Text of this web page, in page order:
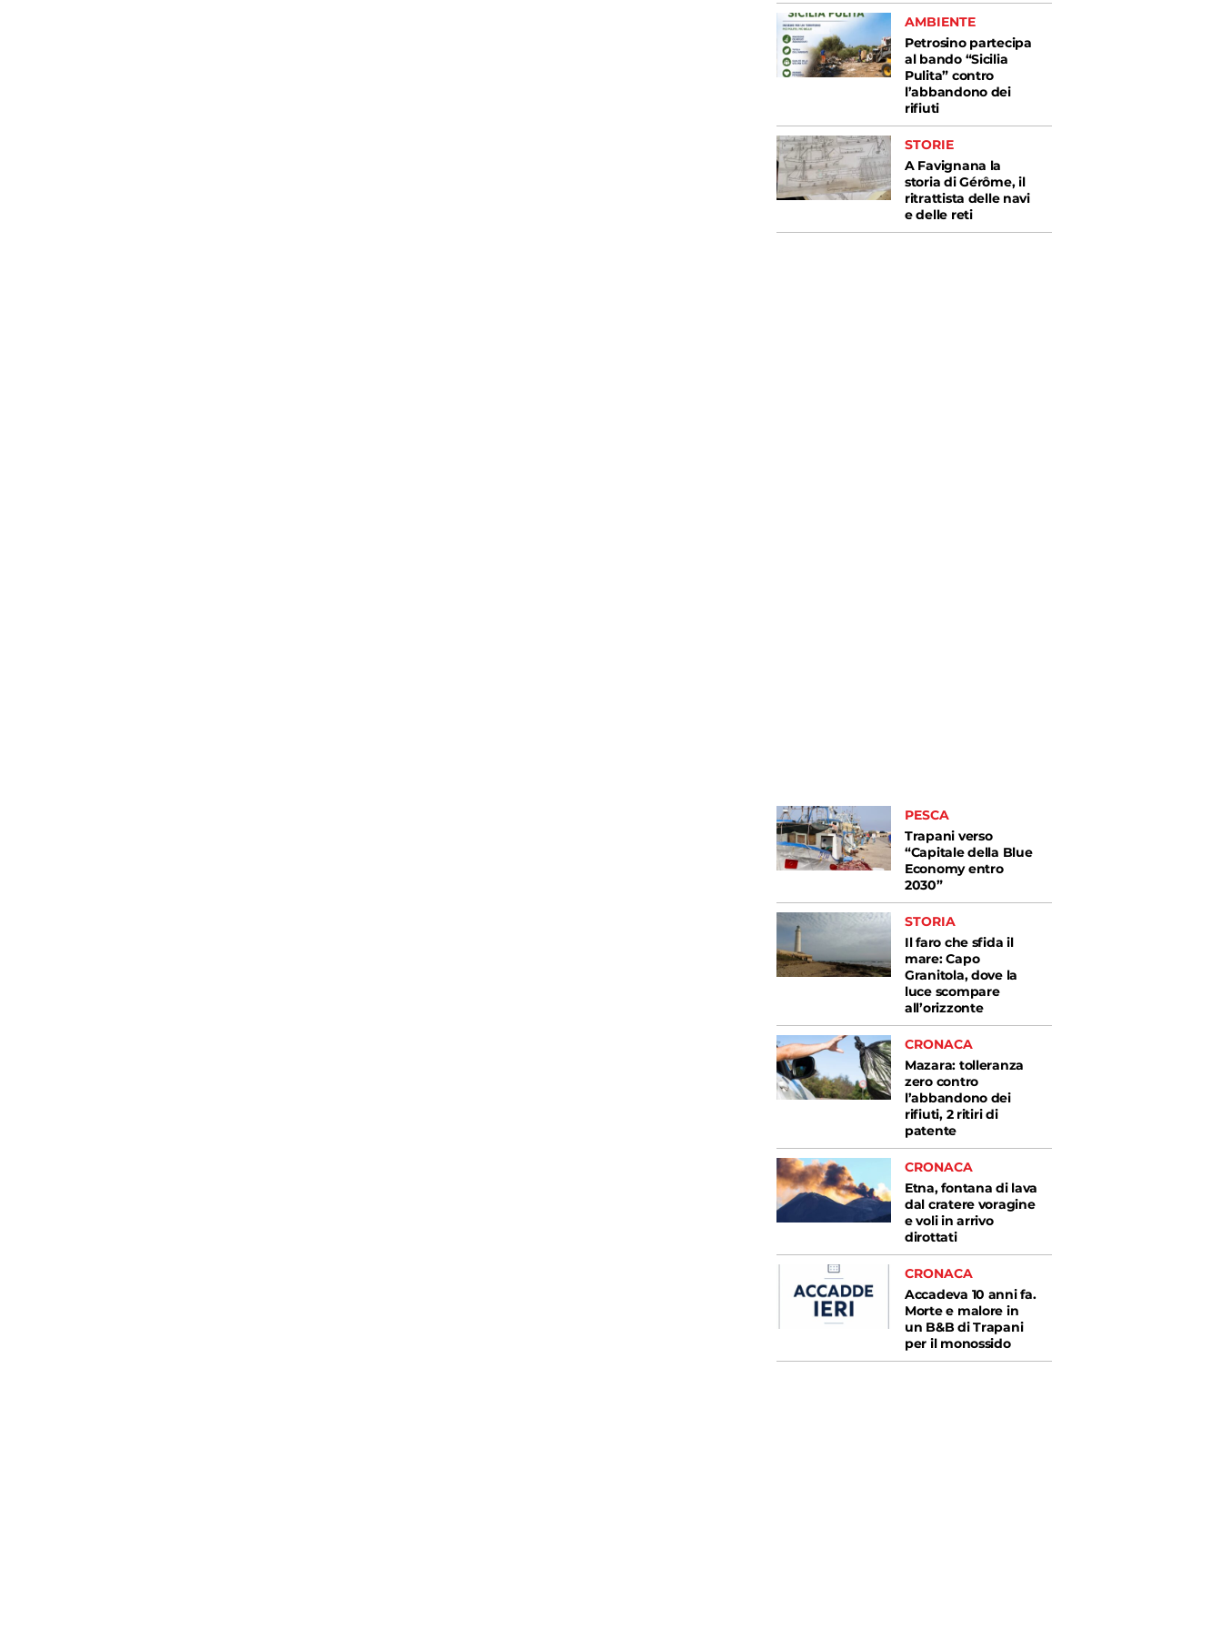
AMBIENTE
Petrosino partecipa
al bando “Sicilia
Pulita” contro
l’abbandono dei
rifiuti
STORIE
A Favignana la
storia di Gérôme, il
ritrattista delle navi
e delle reti
PESCA
Trapani verso
“Capitale della Blue
Economy entro
2030”
STORIA
Il faro che sfida il
mare: Capo
Granitola, dove la
luce scompare
all’orizzonte
CRONACA
Mazara: tolleranza
zero contro
l’abbandono dei
rifiuti, 2 ritiri di
patente
CRONACA
Etna, fontana di lava
dal cratere voragine
e voli in arrivo
dirottati
CRONACA
Accadeva 10 anni fa.
Morte e malore in
un B&B di Trapani
per il monossido